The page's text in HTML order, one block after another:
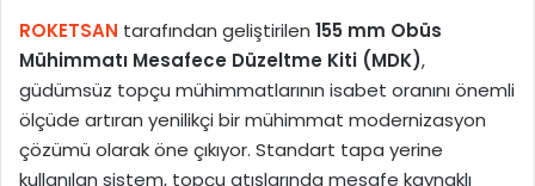
ROKETSAN tarafından geliştirilen 155 mm Obüs
Mühimmatı Mesafece Düzeltme Kiti (MDK),
güdümsüz topçu mühimmatlarının isabet oranını önemli
ölçüde artıran yenilikçi bir mühimmat modernizasyon
çözümü olarak öne çıkıyor. Standart tapa yerine
kullanılan sistem, topçu atışlarında mesafe kaynaklı